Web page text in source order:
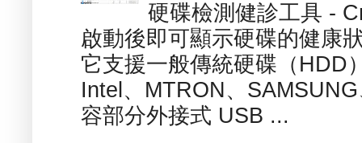
硬碟檢測健診工具 -
啟動後即可顯示硬碟的健康
它支援一般傳統硬碟（HDD
Intel、MTRON、
容部分外接式 USB ...